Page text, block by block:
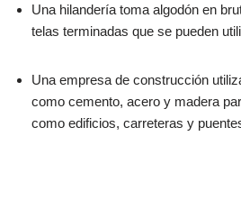
Una hilandería toma algodón en
telas terminadas que se pueden
Una empresa de construcción
como cemento, acero y madera
como edificios, carreteras y